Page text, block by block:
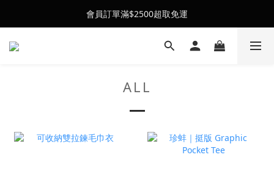
會員訂單滿$2500超取免運
會員訂單滿$2500超取免運
26SS' 夏季新品全新上架
ALL